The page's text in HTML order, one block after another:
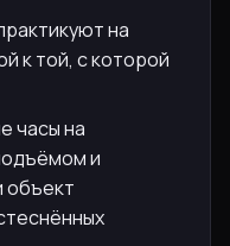
на
к той, с которой
часы на
и
объект